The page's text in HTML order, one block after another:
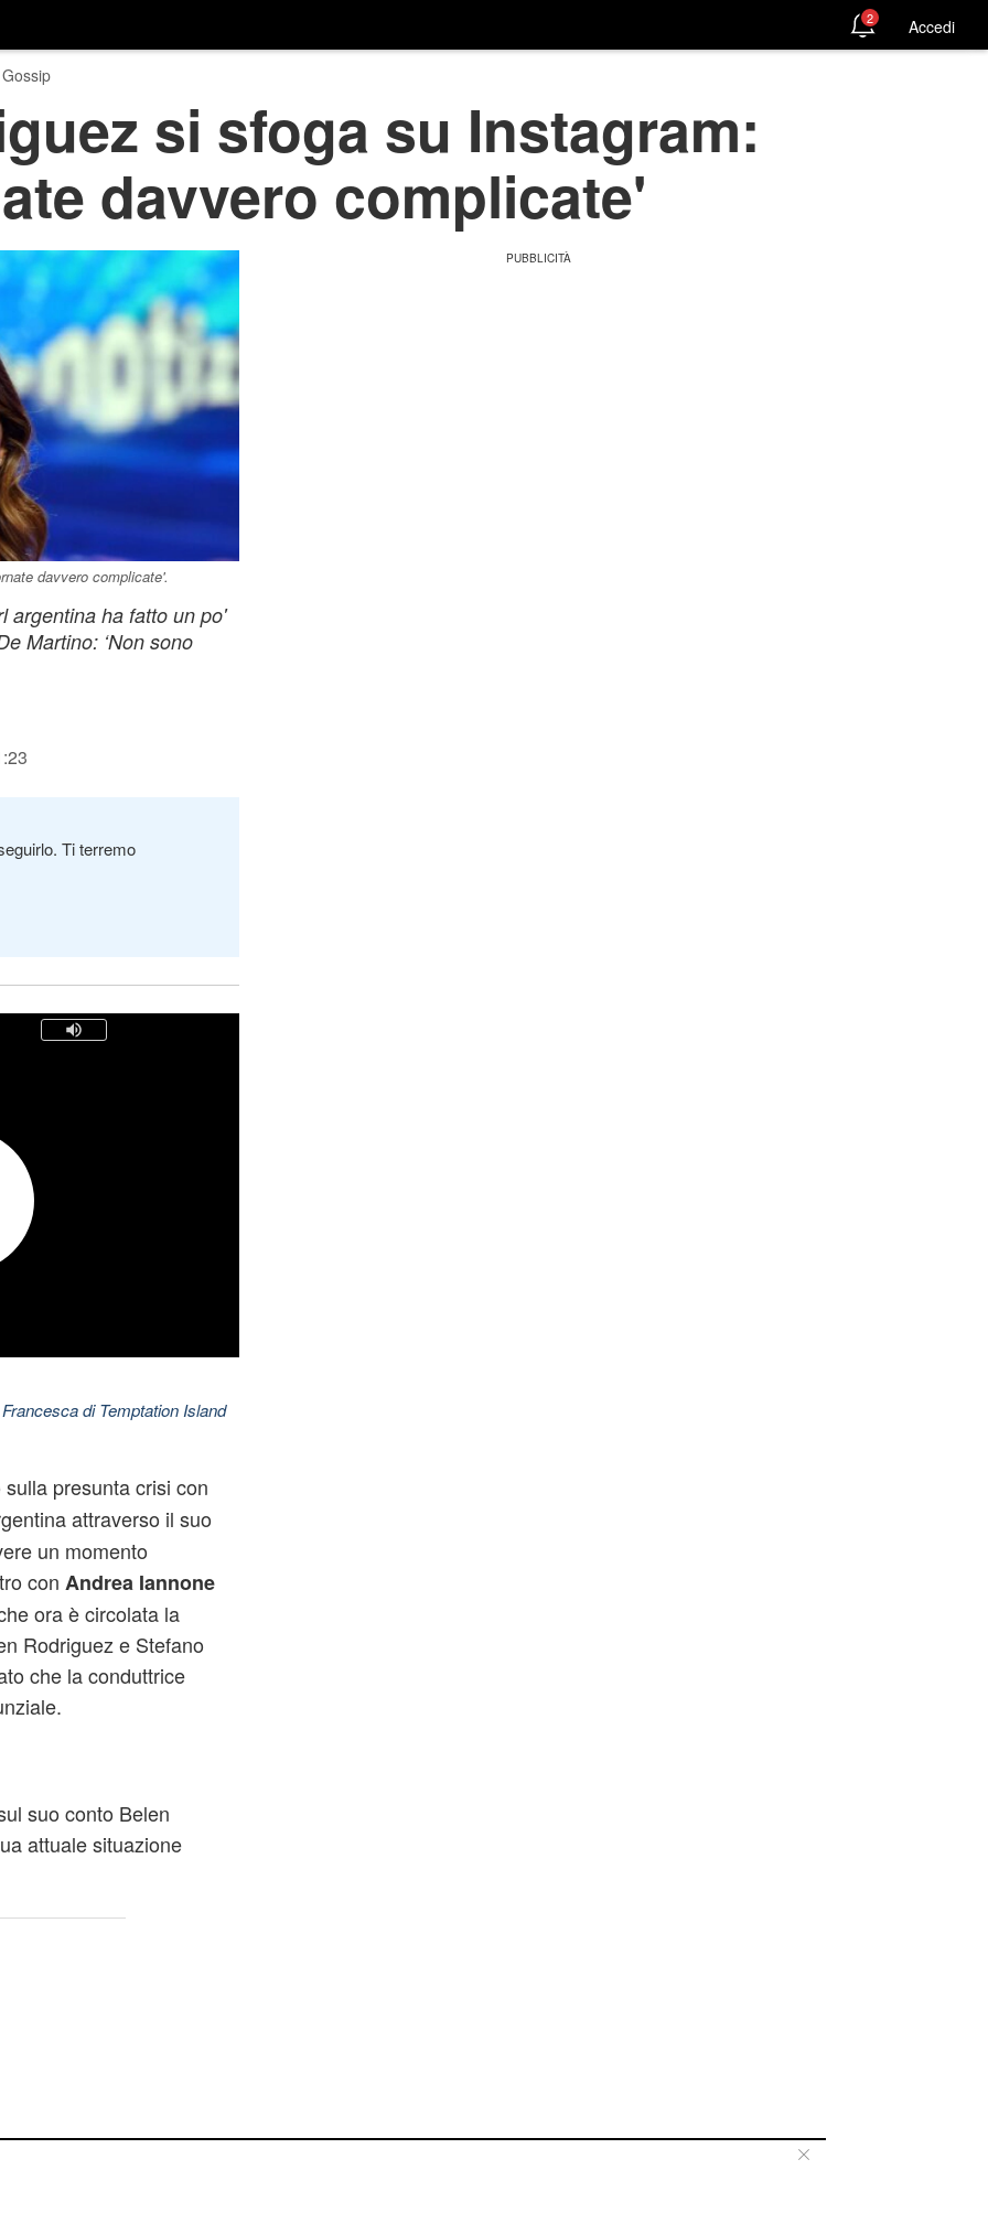
2 Accedi
si sfoga su Instagram:
davvero complicate'
davvero complicate'.
argentina ha fatto un po'
Martino: ‘Non sono
Ti terremo
di Temptation Island
presunta crisi con
attraverso il suo
un momento
con Andrea Iannone
ora è circolata la
Rodriguez e Stefano
che la conduttrice
suo conto Belen
attuale situazione